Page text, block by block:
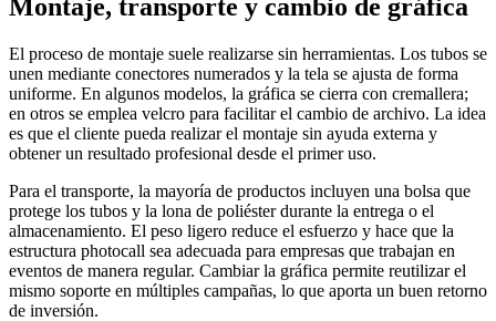
Montaje, transporte y cambio de gráfica
El proceso de montaje suele realizarse sin herramientas. Los tubos se
unen mediante conectores numerados y la tela se ajusta de forma
uniforme. En algunos modelos, la gráfica se cierra con cremallera;
en otros se emplea velcro para facilitar el cambio de archivo. La idea
es que el cliente pueda realizar el montaje sin ayuda externa y
obtener un resultado profesional desde el primer uso.
Para el transporte, la mayoría de productos incluyen una bolsa que
protege los tubos y la lona de poliéster durante la entrega o el
almacenamiento. El peso ligero reduce el esfuerzo y hace que la
estructura photocall sea adecuada para empresas que trabajan en
eventos de manera regular. Cambiar la gráfica permite reutilizar el
mismo soporte en múltiples campañas, lo que aporta un buen retorno
de inversión.